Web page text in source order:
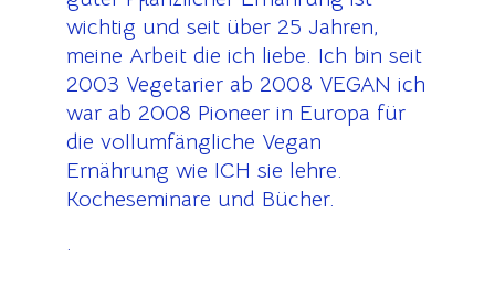
wichtig und seit über 25 Jahren,
meine Arbeit die ich liebe. Ich bin seit
2003 Vegetarier ab 2008 VEGAN ich
war ab 2008 Pioneer in Europa für
die vollumfängliche Vegan
Ernährung wie ICH sie lehre.
Kocheseminare und Bücher.
.